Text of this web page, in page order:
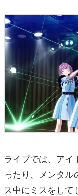
ライブでは、ア
ったり、メンタル
ス中にミスをして